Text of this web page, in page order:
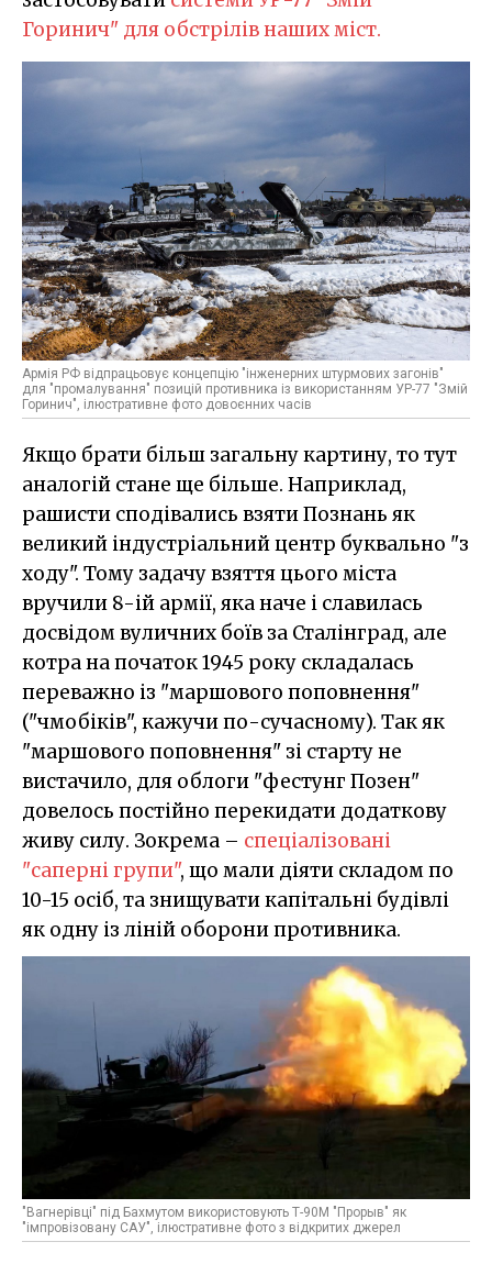
Горинич" для обстрілів наших міст.
Армія РФ відпрацьовує концепцію "інженерних штурмових загонів"
для "промалування" позицій противника із використанням УР-77 "Змій
Горинич", ілюстративне фото довоєнних часів
Якщо брати більш загальну картину, то тут
аналогій стане ще більше. Наприклад,
рашисти сподівались взяти Познань як
великий індустріальний центр буквально "з
ходу". Тому задачу взяття цього міста
вручили 8-ій армії, яка наче і славилась
досвідом вуличних боїв за Сталінград, але
котра на початок 1945 року складалась
переважно із "маршового поповнення"
("чмобіків", кажучи по-сучасному). Так як
"маршового поповнення" зі старту не
вистачило, для облоги "фестунг Позен"
довелось постійно перекидати додаткову
живу силу. Зокрема – спеціалізовані
"саперні групи", що мали діяти складом по
10-15 осіб, та знищувати капітальні будівлі
як одну із ліній оборони противника.
"Вагнерівці" під Бахмутом використовують Т-90М "Прорыв" як
"імпровізовану САУ", ілюстративне фото з відкритих джерел